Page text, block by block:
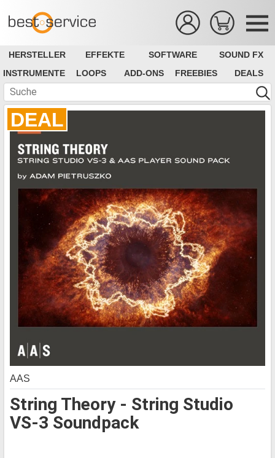
HERSTELLER EFFEKTE SOFTWARE
SOUND FX
INSTRUMENTE
LOOPS ADD-ONS FREEBIES DEALS
DEAL
String Theory - String Studio
VS-3 Soundpack
AAS